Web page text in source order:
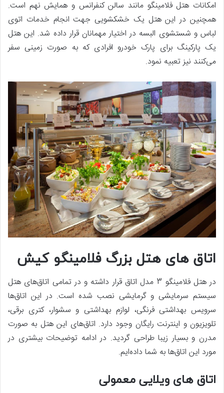
امکانات هتل فلامینگو مانند سالن کنفرانس و همایش نهم است.
همچنین در این هتل یک خشکشویی جهت انجام خدمات اتوی
لباس و شستشوی البسه در اختیار مهمانان قرار داده شد. این هتل
یک پارکینگ برای پارک خودرو افرادی که به‌ صورت زمینی سفر
می‌کنند نیز تعبیه نمود.
اتاق‌ های هتل بزرگ فلامینگو کیش
در هتل فلامینگو 3 مدل اتاق قرار داشته و در تمامی اتاق‌های هتل
سیستم سرمایشی و گرمایشی نصب شده است. در این اتاق‌ها
سرویس بهداشتی فرنگی، لوازم بهداشتی و سشوار، کتری برقی،
تلویزیون و اینترنت رایگان وجود دارد. اتاق‌های این هتل به ‌صورت
مدرن و بسیار زیبا طراحی گردید. در ادامه توضیحات بیشتری در
مورد این اتاق‌ها به شما داده‌ایم.
اتاق ‌های ویلایی معمولی